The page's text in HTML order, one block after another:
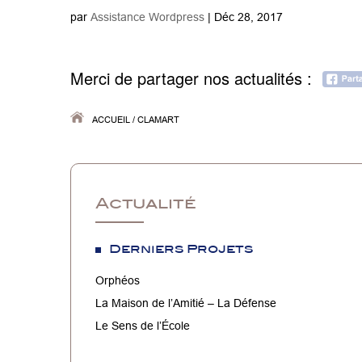
par Assistance Wordpress | Déc 28, 2017
Merci de partager nos actualités :
ACCUEIL / CLAMART
Actualité
Derniers Projets
Orphéos
La Maison de l’Amitié – La Défense
Le Sens de l’École